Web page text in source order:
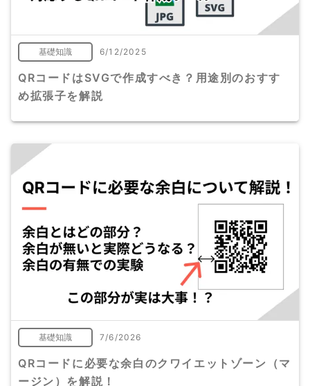
基礎知識 6/12/2025
QRコードはSVGで作成すべき？用途別のおすす
め拡張子を解説
基礎知識 7/6/2026
QRコードに必要な余白のクワイエットゾーン（マ
ージン）を解説！